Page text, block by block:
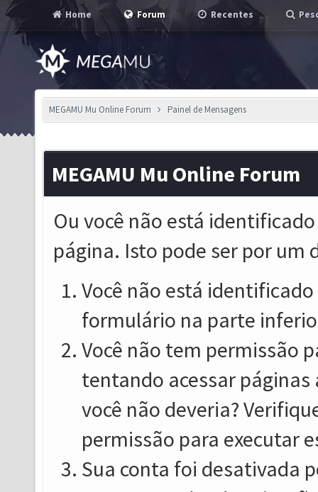
Home Forum Recentes
MEGAMU Mu Online Forum Painel de Mensagens
MEGAMU Mu Online Forum
Ou você não está
página. Isto pode ser por um
Você não está
formulário na parte
Você não tem permissão
tentando acessar
você não deveria?
permissão para executar
Sua conta foi desativada